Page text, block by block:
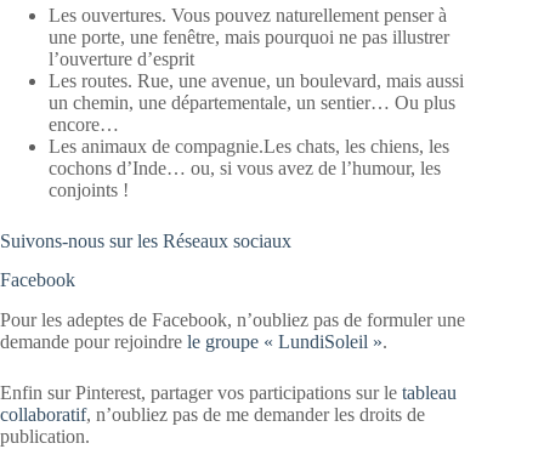
Les ouvertures. Vous pouvez naturellement penser à
une porte, une fenêtre, mais pourquoi ne pas illustrer
l’ouverture d’esprit
Les routes. Rue, une avenue, un boulevard, mais aussi
un chemin, une départementale, un sentier… Ou plus
encore…
Les animaux de compagnie.Les chats, les chiens, les
cochons d’Inde… ou, si vous avez de l’humour, les
conjoints !
Suivons-nous sur les Réseaux sociaux
Facebook
Pour les adeptes de Facebook, n’oubliez pas de formuler une
demande pour rejoindre le groupe « LundiSoleil ».
Enfin sur Pinterest, partager vos participations sur le tableau
collaboratif, n’oubliez pas de me demander les droits de
publication.